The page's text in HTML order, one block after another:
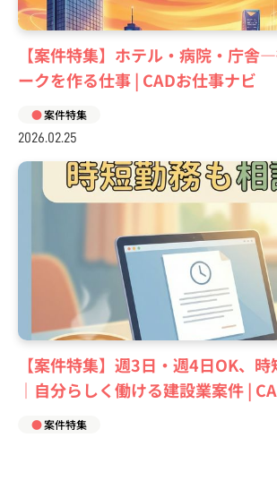
【案件特集】ホテル・病院・庁舎
ークを作る仕事 | CADお仕事ナビ
案件特集
2026.02.25
【案件特集】週3日・週4日OK、
｜自分らしく働ける建設業案件 |
案件特集